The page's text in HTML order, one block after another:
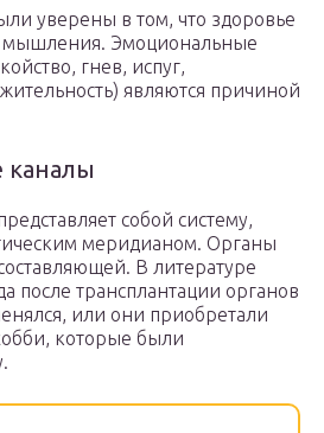
уверены в том, что здоровье
мышления. Эмоциональные
гнев, испуг,
являются причиной
каналы
собой систему,
меридианом. Органы
В литературе
после трансплантации органов
или они приобретали
которые были